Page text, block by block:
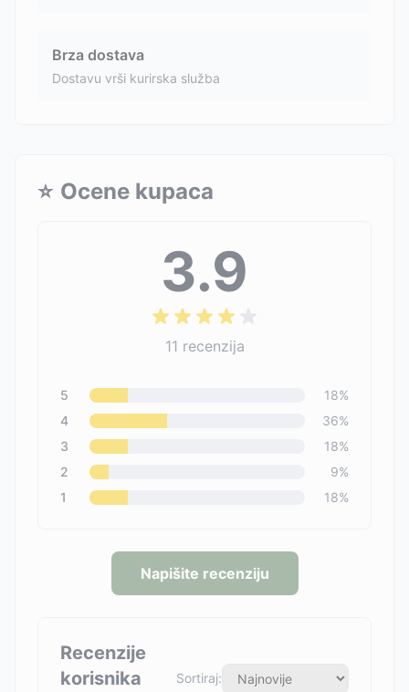
Brza dostava
Dostavu vrši kurirska služba
⭐ Ocene kupaca
3.9
11 recenzija
5 18%
4
36%
3
18%
2
9%
1
18%
Napišite recenziju
Recenzije
korisnika
Sortiraj: